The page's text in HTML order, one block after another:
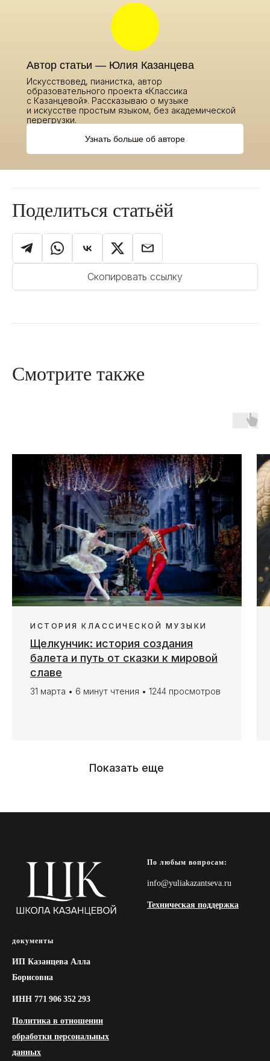
Автор статьи — Юлия Казанцева
Искусствовед, пианистка, автор
образовательного проекта «Классика
с Казанцевой». Рассказываю о музыке
и искусстве простым языком, без академической
перегрузки.
Узнать больше об авторе
Поделиться статьёй
Скопировать ссылку
Смотрите также
ИСТОРИЯ КЛАССИЧЕСКОЙ МУЗЫКИ
Щелкунчик: история создания
балета и путь от сказки к мировой
славе
31 марта • 6 минут чтения • 1244 просмотров
Показать еще
По любым вопросам:
info@yuliakazantseva.ru
Техническая поддержка
документы
ИП Казанцева Алла
Борисовна
ИНН 771 906 352 293
Политика в отношении
обработки персональных
данных